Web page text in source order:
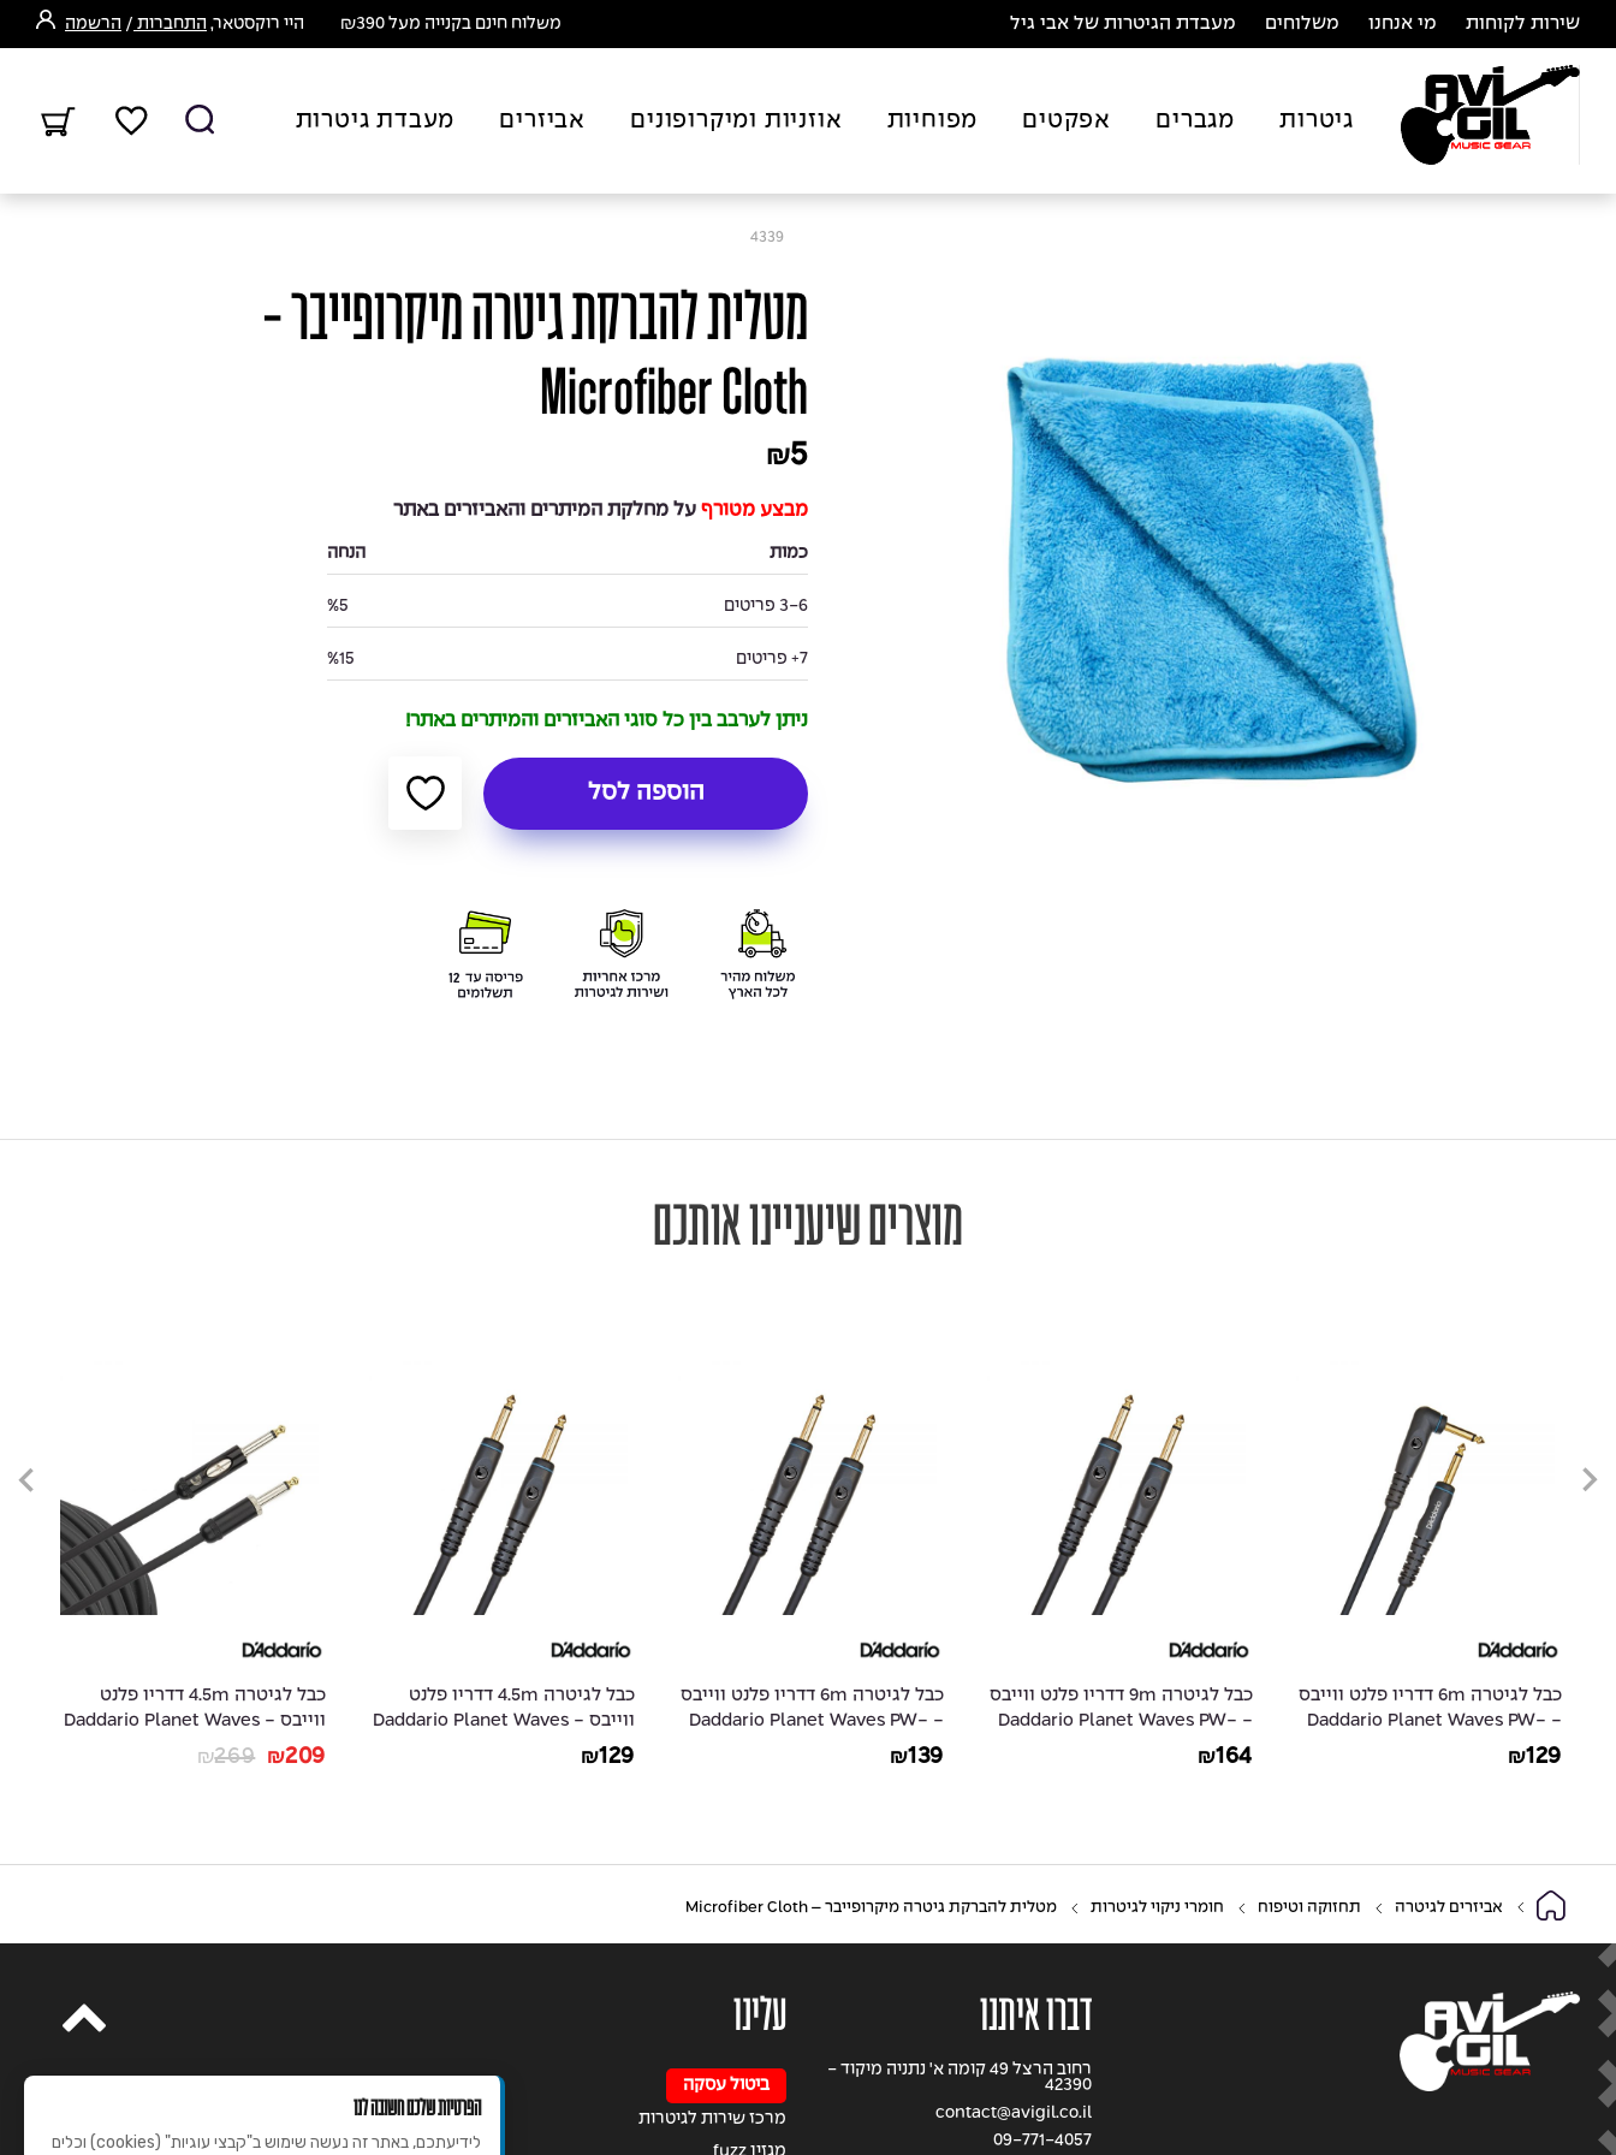
שירות לקוחות מי אנחנו משלוחים מעבדת הגיטרות של אבי גיל משלוח חינם בקנייה מעל ₪390 היי רוקסטאר, התחברות / הרשמה
גיטרות מגברים אפקטים מפוחיות אוזניות ומיקרופונים אביזרים מעבדת גיטרות
4339
מטלית להברקת גיטרה מיקרופייבר -
Microfiber Cloth
₪5
מבצע מטורף על מחלקת המיתרים והאביזרים באתר
כמות הנחה
3-6 פריטים %5
7+ פריטים %15
ניתן לערבב בין כל סוגי האביזרים והמיתרים באתר!
הוספה לסל
מוצרים שיעניינו אותכם
כבל לגיטרה 6m דדריו פלנט ווייבס
- Daddario Planet Waves PW-
GRA-20
₪129
כבל לגיטרה 9m דדריו פלנט ווייבס
- Daddario Planet Waves PW-
G-30
₪164
כבל לגיטרה 6m דדריו פלנט ווייבס
- Daddario Planet Waves PW-
G-20
₪139
כבל לגיטרה 4.5m דדריו פלנט
ווייבס - Daddario Planet Waves
PW-G-15
₪129
כבל לגיטרה 4.5m דדריו פלנט
ווייבס - Daddario Planet Waves
PW-AMSK-15
₪269 ₪209
אביזרים לגיטרה תחזוקה וטיפוח חומרי ניקוי לגיטרות מטלית להברקת גיטרה מיקרופייבר – Microfiber Cloth
דברו איתנו
רחוב הרצל 49 קומה א' נתניה מיקוד -
42390
contact@avigil.co.il
09-771-4057
עלינו
ביטול עסקה
מרכז שירות לגיטרות הפרטיות שלכם חשובה לנו
לידיעתכם, באתר זה נעשה שימוש ב"קבצי עוגיות" (cookies) וכלים